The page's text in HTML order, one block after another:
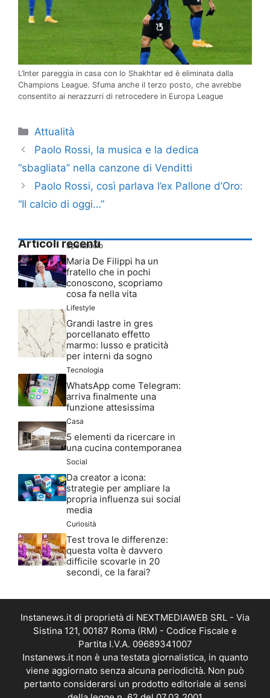
L’Inter pareggia in casa con lo Shakhtar ed è eliminata dalla
Champions League. Sfuma anche il terzo posto, che avrebbe
consentito ai nerazzurri di retrocedere in Europa League
Paolo Rossi, la musica e la dedica
“sbagliata” nella canzone di Venditti
Paolo Rossi, così parlava l’ex Pallone d’Oro:
“Il calcio di oggi…”
Maria De Filippi ha un
fratello che in pochi
conoscono, scopriamo
cosa fa nella vita
Lifestyle
Grandi lastre in gres
porcellanato effetto
marmo: lusso e praticità
per interni da sogno
Tecnologia
WhatsApp come Telegram:
arriva finalmente una
funzione attesissima
Casa
5 elementi da ricercare in
Social
Da creator a icona:
propria influenza sui social
media
Curiosità
Test trova le differenze:
difficile scovarle in 20
secondi, ce la farai?
Instanews.it di proprietà di NEXTMEDIAWEB SRL - Via
Sistina 121, 00187 Roma (RM) - Codice Fiscale e
Partita I.V.A. 09689341007
Instanews.it non è una testata giornalistica, in quanto
viene aggiornato senza alcuna periodicità. Non può
pertanto considerarsi un prodotto editoriale ai sensi
della legge n. 62 del 07.03.2001